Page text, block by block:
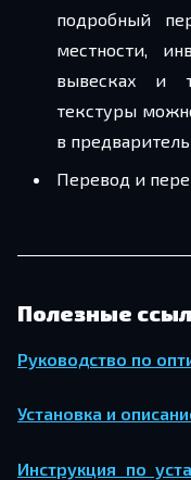
подробный
местности,
вывесках и
текстуры
в
Перевод и
Полезные
Руководство по
Установка и
Инструкция по